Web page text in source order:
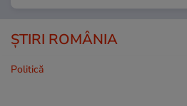
ȘTIRI ROMÂNIA
Politică